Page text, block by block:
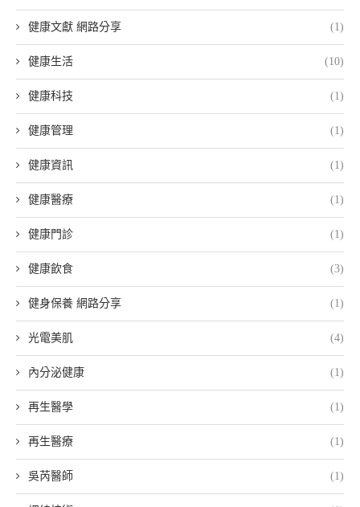
健康文獻 網路分享 (1)
健康生活 (10)
健康科技 (1)
健康管理 (1)
健康資訊 (1)
健康醫療 (1)
健康門診 (1)
健康飲食 (3)
健身保養 網路分享 (1)
光電美肌 (4)
內分泌健康 (1)
再生醫學 (1)
再生醫療 (1)
吳芮醫師 (1)